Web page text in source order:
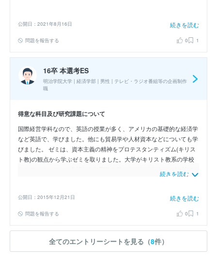
公開日：2021年8月16日 続きを読む
問題を報告する 0 1
16卒 本選考ES
明治学院大学 | 経済学部 | 男性 | テレビ・ラジオ番組等の企画制作
職
得意な科目及び研究課題について
国際経営学科なので、英語の授業が多く、アメリカの基礎的な経済学
など英語で、学びました。他にも貿易学や人材資本などについても学
びました。 ゼミは、資本主義の精神をプロテスタンティズム(キリス
ト教)の観点から学ぶゼミを取りました。大学がキリスト教系の学校
はドイツの経済と日本の経済について書きました。ドイツという国が
ないかという研究をしました。
続きを読む
公開日：2015年12月21日 続きを読む
問題を報告する 0 1
全てのエントリーシートを見る（8件）